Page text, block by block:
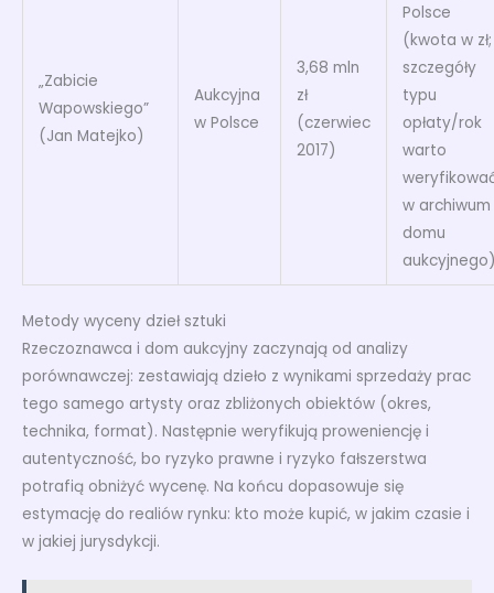
„Zabicie
Wapowskiego”
(Jan Matejko)
Aukcyjna
w Polsce
3,68 mln
zł
(czerwiec
2017)
Polsce
(kwota w zł;
szczegóły
typu
opłaty/rok
warto
w archiwum
domu
Metody wyceny dzieł sztuki
Rzeczoznawca i dom aukcyjny zaczynają od analizy
porównawczej: zestawiają dzieło z wynikami sprzedaży prac
tego samego artysty oraz zbliżonych obiektów (okres,
technika, format). Następnie weryfikują proweniencję i
autentyczność, bo ryzyko prawne i ryzyko fałszerstwa
potrafią obniżyć wycenę. Na końcu dopasowuje się
estymację do realiów rynku: kto może kupić, w jakim czasie i
w jakiej jurysdykcji.